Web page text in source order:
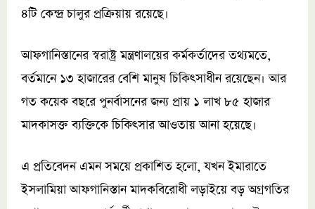
৪টি কেন্দ্র চালুর প্রক্রিয়ায় রয়েছে।
আফগানিস্তানের স্বরাষ্ট্র মন্ত্রণালয়ের কর্মকর্তাদের তথ্যমতে,
বর্তমানে ১৩ হাজারের বেশি মানুষ চিকিৎসাধীন রয়েছেন। আর
গত কয়েক বছরে পুনর্বাসনের জন্য প্রায় ১ লাখ ৮৫ হাজার
মাদকাসক্ত ব্যক্তিকে চিকিৎসার আওতায় আনা হয়েছে।
এ প্রতিবেদন এমন সময়ে প্রকাশিত হলো, যখন ইমারাতে
ইসলামিয়া আফগানিস্তান মাদকবিরোধী লড়াইয়ে বড় অগ্রগতির